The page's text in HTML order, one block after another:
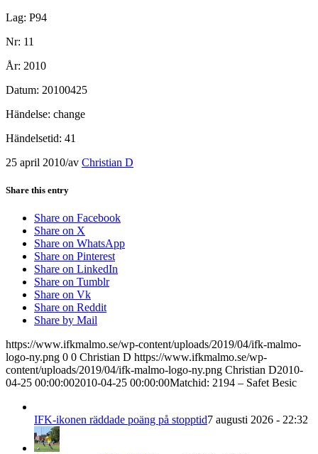
Lag: P94
Nr: 11
År: 2010
Datum: 20100425
Händelse: change
Händelsetid: 41
25 april 2010/av Christian D
Share this entry
Share on Facebook
Share on X
Share on WhatsApp
Share on Pinterest
Share on LinkedIn
Share on Tumblr
Share on Vk
Share on Reddit
Share by Mail
https://www.ifkmalmo.se/wp-content/uploads/2019/04/ifk-malmo-
logo-ny.png 0 0 Christian D https://www.ifkmalmo.se/wp-
content/uploads/2019/04/ifk-malmo-logo-ny.png Christian D2010-
04-25 00:00:002010-04-25 00:00:00Matchid: 2194 – Safet Besic
IFK-ikonen räddade poäng på stopptid7 augusti 2026 - 22:32